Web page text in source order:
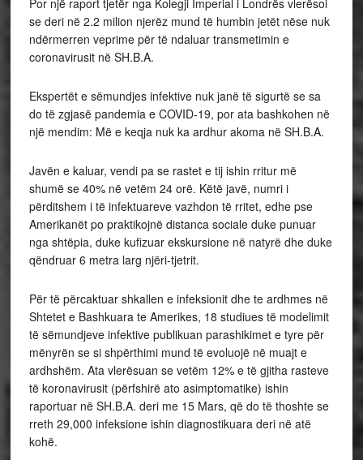
Por një raport tjetër nga Kolegji Imperial i Londrës vlerësoi
se deri në 2.2 milion njerëz mund të humbin jetët nëse nuk
ndërmerren veprime për të ndaluar transmetimin e
coronavirusit në SH.B.A.
Ekspertët e sëmundjes infektive nuk janë të sigurtë se sa
do të zgjasë pandemia e COVID-19, por ata bashkohen në
një mendim: Më e keqja nuk ka ardhur akoma në SH.B.A.
Javën e kaluar, vendi pa se rastet e tij ishin rritur më
shumë se 40% në vetëm 24 orë. Këtë javë, numri i
përditshem i të infektuareve vazhdon të rritet, edhe pse
Amerikanët po praktikojnë distanca sociale duke punuar
nga shtëpia, duke kufizuar ekskursione në natyrë dhe duke
qëndruar 6 metra larg njëri-tjetrit.
Për të përcaktuar shkallen e infeksionit dhe te ardhmes në
Shtetet e Bashkuara te Amerikes, 18 studiues të modelimit
të sëmundjeve infektive publikuan parashikimet e tyre për
mënyrën se si shpërthimi mund të evoluojë në muajt e
ardhshëm. Ata vlerësuan se vetëm 12% e të gjitha rasteve
të koronavirusit (përfshirë ato asimptomatike) ishin
raportuar në SH.B.A. deri me 15 Mars, që do të thoshte se
rreth 29,000 infeksione ishin diagnostikuara deri në atë
kohë.